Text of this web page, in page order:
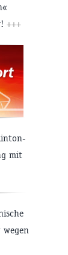
+++
mit
wegen